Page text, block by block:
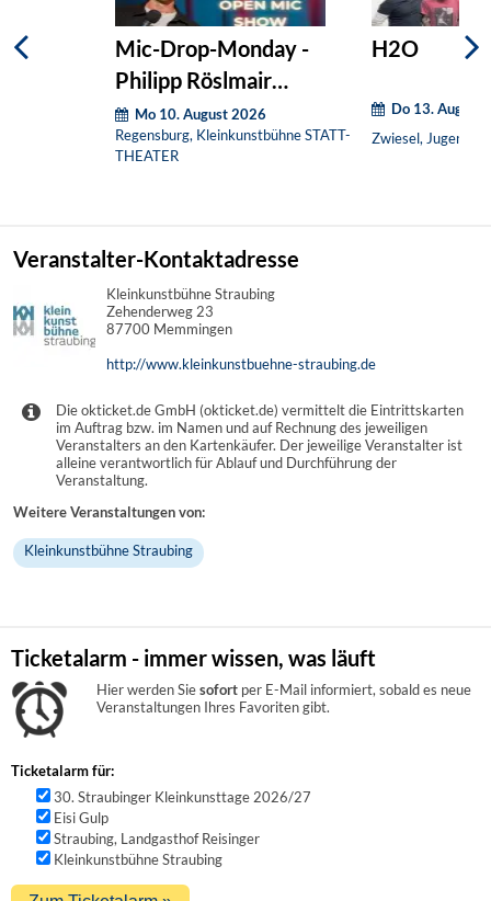
Mic-Drop-Monday -
Philipp Röslmair
präsentiert:
Mo 10. August 2026
Regensburg, Kleinkunstbühne STATT-
THEATER
H2O
Do 13. August
Zwiesel,
Veranstalter-Kontaktadresse
Kleinkunstbühne Straubing
Zehenderweg 23
87700 Memmingen
http://www.kleinkunstbuehne-straubing.de
Die okticket.de GmbH (okticket.de) vermittelt die Eintrittskarten
im Auftrag bzw. im Namen und auf Rechnung des jeweiligen
Veranstalters an den Kartenkäufer. Der jeweilige Veranstalter ist
alleine verantwortlich für Ablauf und Durchführung der
Veranstaltung.
Weitere Veranstaltungen von:
Kleinkunstbühne Straubing
Ticketalarm - immer wissen, was läuft
Hier werden Siesofort per E-Mail informiert, sobald es neue
Veranstaltungen Ihres Favoriten gibt.
Ticketalarm für:
30. Straubinger Kleinkunsttage 2026/27
Eisi Gulp
Straubing, Landgasthof Reisinger
Kleinkunstbühne Straubing